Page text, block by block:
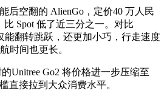
空翻的 AlienGo，定价40 万人民
Spot 低了近三分之一。对比
能翻转跳跃，还更加小巧，行走速度
时间也更长。
Go2 将价格进一步压缩至
直接拉到大众消费水平。